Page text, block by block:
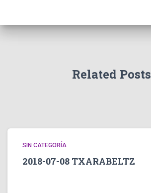
Related Posts
SIN CATEGORÍA
2018-07-08 TXARABELTZ